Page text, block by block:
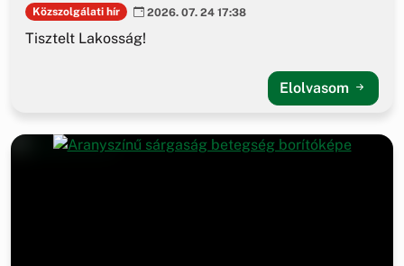
Közszolgálati hír 2026. 07. 24 17:38
Tisztelt Lakosság!
Elolvasom